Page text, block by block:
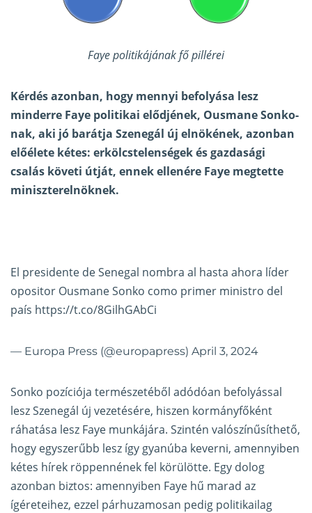
Faye politikájának fő pillérei
Kérdés azonban, hogy mennyi befolyása lesz
minderre Faye politikai elődjének, Ousmane Sonko-
nak, aki jó barátja Szenegál új elnökének, azonban
előélete kétes: erkölcstelenségek és gazdasági
csalás követi útját, ennek ellenére Faye megtette
miniszterelnöknek.
El presidente de Senegal nombra al hasta ahora líder
opositor Ousmane Sonko como primer ministro del
país https://t.co/8GilhGAbCi
— Europa Press (@europapress) April 3, 2024
Sonko pozíciója természetéből adódóan befolyással
lesz Szenegál új vezetésére, hiszen kormányfőként
ráhatása lesz Faye munkájára. Szintén valószínűsíthető,
hogy egyszerűbb lesz így gyanúba keverni, amennyiben
kétes hírek röppennének fel körülötte. Egy dolog
azonban biztos: amennyiben Faye hű marad az
ígéreteihez, ezzel párhuzamosan pedig politikailag